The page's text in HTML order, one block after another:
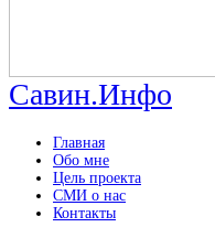
Савин.Инфо
Главная
Обо мне
Цель проекта
СМИ о нас
Контакты